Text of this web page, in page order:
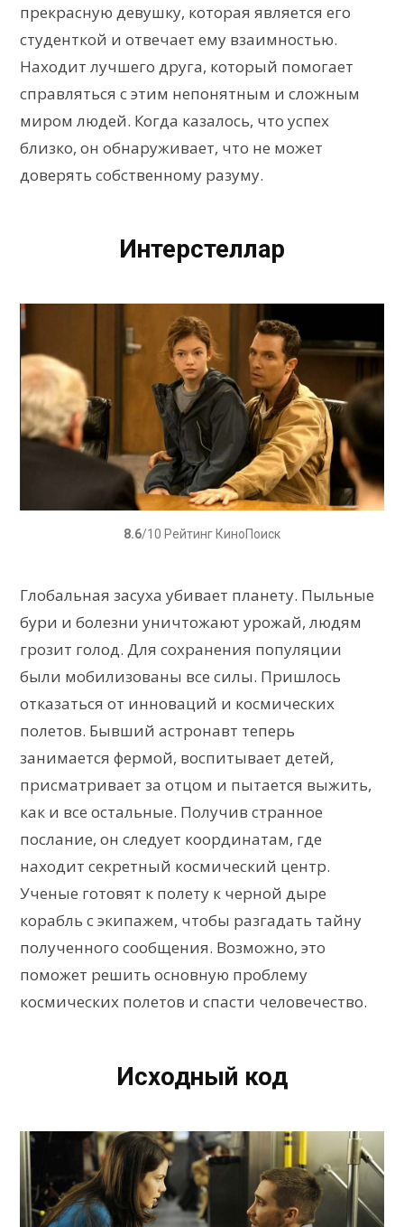
прекрасную девушку, которая является его
студенткой и отвечает ему взаимностью.
Находит лучшего друга, который помогает
справляться с этим непонятным и сложным
миром людей. Когда казалось, что успех
близко, он обнаруживает, что не может
доверять собственному разуму.
Интерстеллар
8.6/10 Рейтинг КиноПоиск
Глобальная засуха убивает планету. Пыльные
бури и болезни уничтожают урожай, людям
грозит голод. Для сохранения популяции
были мобилизованы все силы. Пришлось
отказаться от инноваций и космических
полетов. Бывший астронавт теперь
занимается фермой, воспитывает детей,
присматривает за отцом и пытается выжить,
как и все остальные. Получив странное
послание, он следует координатам, где
находит секретный космический центр.
Ученые готовят к полету к черной дыре
корабль с экипажем, чтобы разгадать тайну
полученного сообщения. Возможно, это
поможет решить основную проблему
космических полетов и спасти человечество.
Исходный код